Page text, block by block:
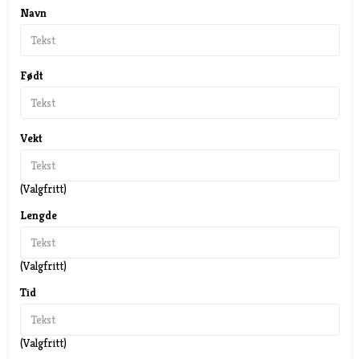
Navn
Født
Vekt
(Valgfritt)
Lengde
(Valgfritt)
Tid
(Valgfritt)